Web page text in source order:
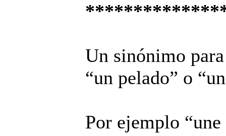
Un sinónimo
“un pelado” o
Por ejemplo